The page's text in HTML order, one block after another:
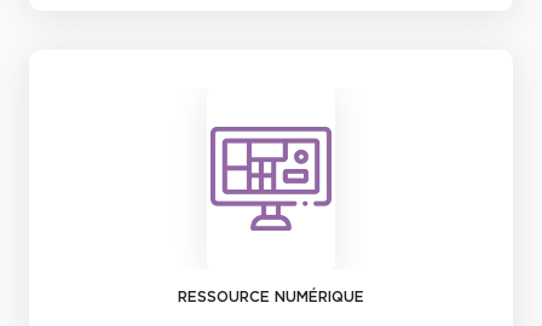
RESSOURCE NUMÉRIQUE